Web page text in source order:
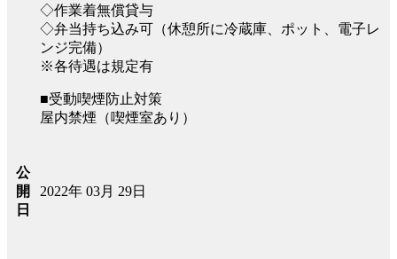
◇作業着無償貸与
◇弁当持ち込み可（休憩所に冷蔵庫、ポット、電子レ
ンジ完備）
※各待遇は規定有
■受動喫煙防止対策
屋内禁煙（喫煙室あり）
公
開
日
2022年 03月 29日